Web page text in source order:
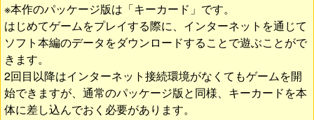
※本作のパッケージ版は「キーカード」です。
はじめてゲームをプレイする際に、インターネットを通じて
ソフト本編のデータをダウンロードすることで遊ぶことがで
きます。
2回目以降はインターネット接続環境がなくてもゲームを開
始できますが、通常のパッケージ版と同様、キーカードを本
体に差し込んでおく必要があります。